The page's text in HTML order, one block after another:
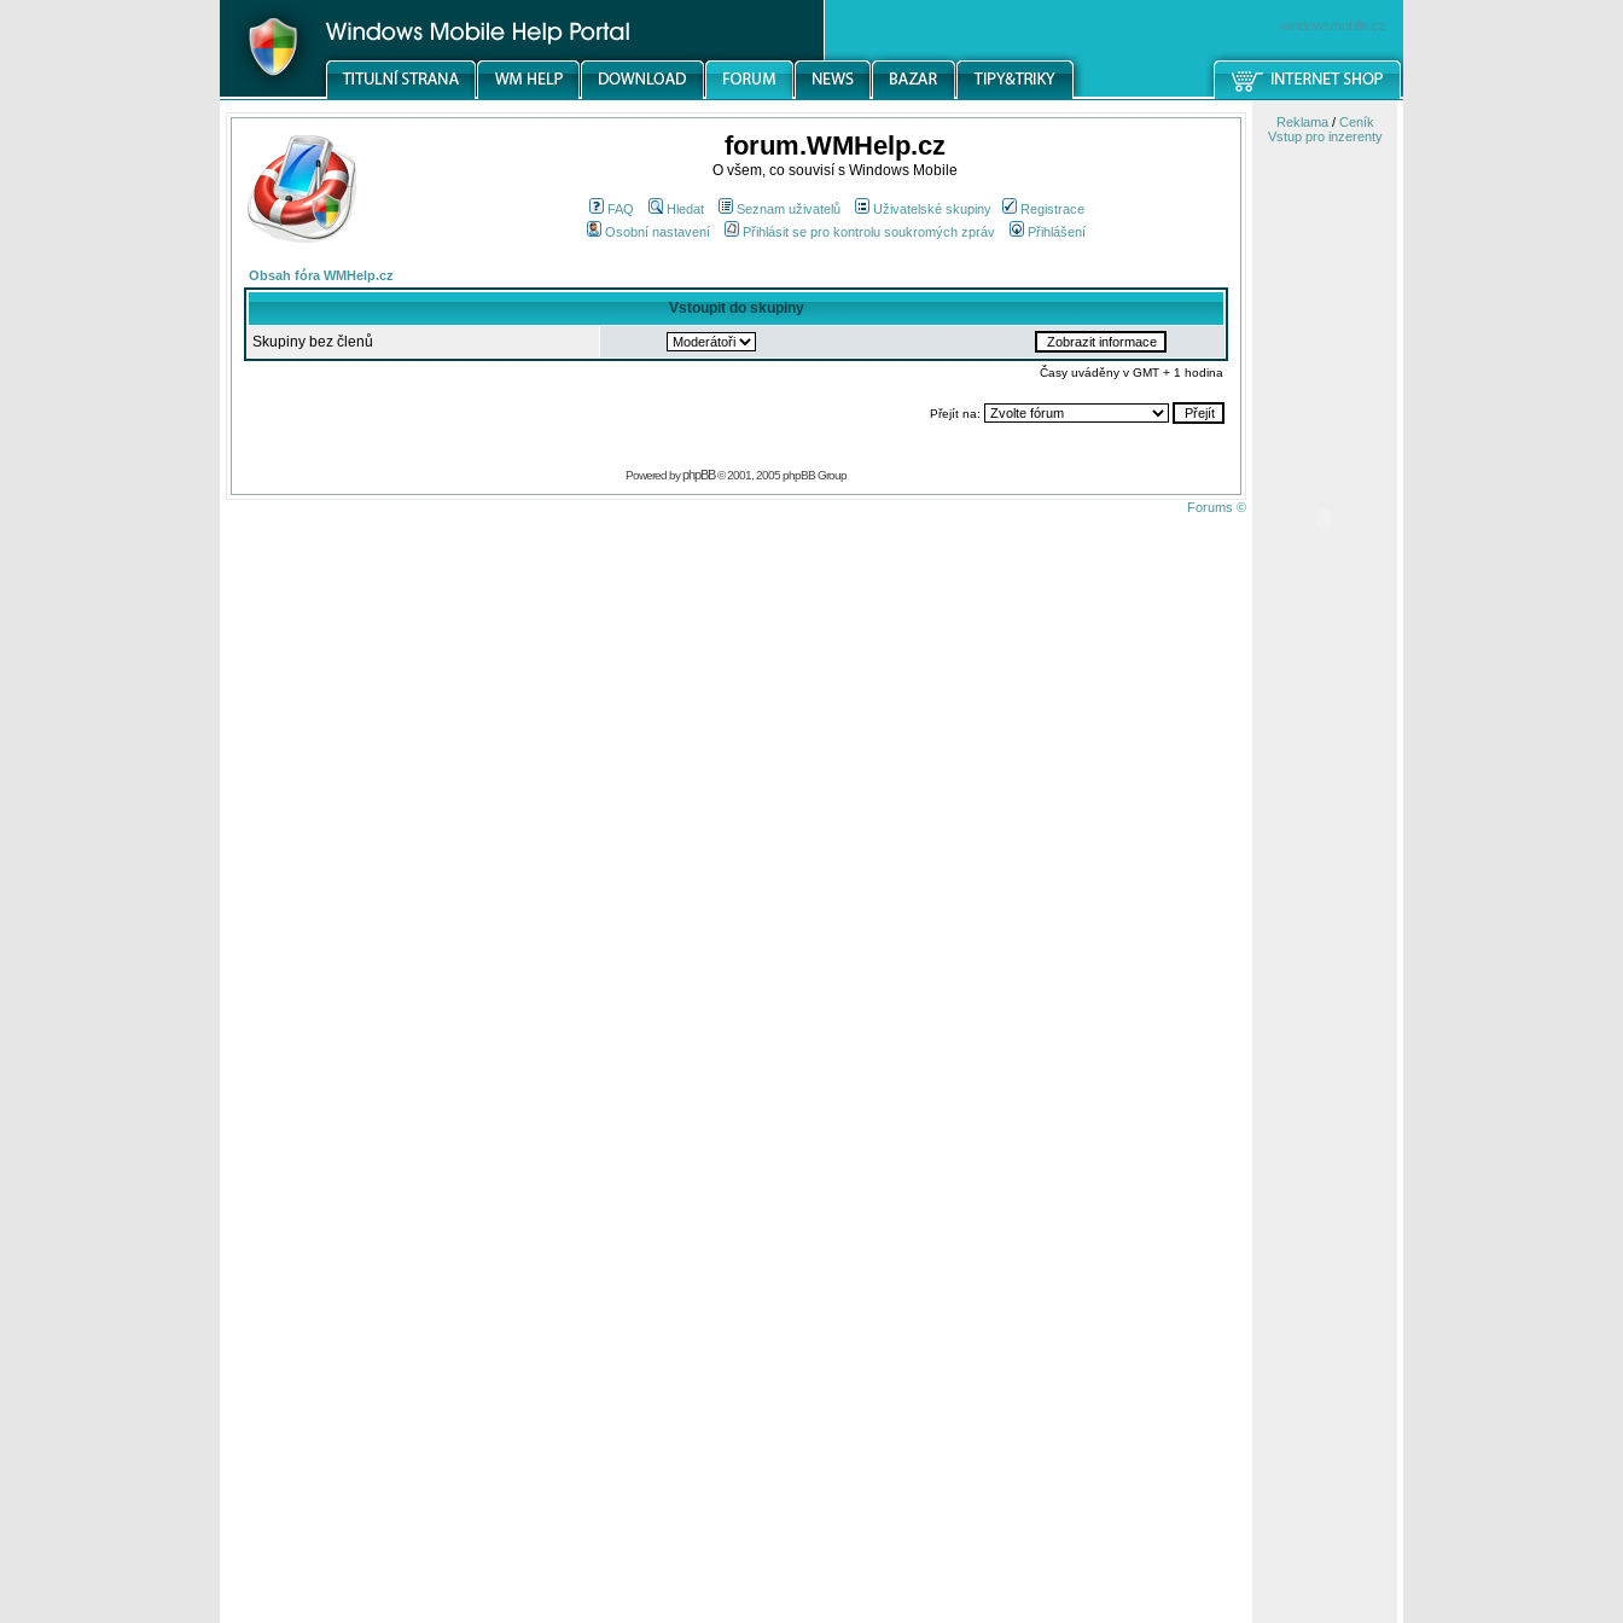
windowsmobile.cz
forum.WMHelp.cz
O všem, co souvisí s Windows Mobile
FAQ Hledat Seznam uživatelů Uživatelské skupiny
Registrace
Osobní nastavení
Přihlásit se pro kontrolu soukromých zpráv Přihlášení
Obsah fóra WMHelp.cz
Vstoupit do skupiny
Skupiny bez členů
Časy uváděny v GMT + 1 hodina
Přejít na:
Powered byphpBB© 2001, 2005 phpBB Group
Forums ©
Reklama/ Ceník
Vstup pro inzerenty